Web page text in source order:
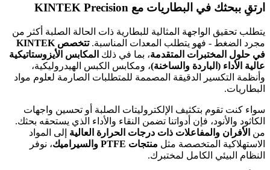
ارتقِ ببحثك في البطاريات مع KINTEK Precision
يتطلب تحقيق الواجهة المثالية للبطارية ذات الحالة الصلبة أكثر من
مجرد الضغط - فهو يتطلب المعدات المناسبة.
تتخصص KINTEK
في حلول المختبرات المتقدمة، بما في ذلك المكابس الأيزوستاتيكية
عالية الأداء (الباردة والساخنة)، ومكابس الكبس الهيدروليكية،
وأنظمة التكسير الدقيقة المصممة للمتطلبات الصارمة لعلوم مواد
البطاريات.
سواء كنت تقوم بتكثيف الإلكتروليتات الصلبة أو تحسين واجهات
الكاثود والأنود، فإن أدواتنا تضمن النقاء والأداء الذي يستحقه بحثك.
من الأفران والمفاعلات ذات درجات الحرارة العالية إلى المواد
الاستهلاكية المتخصصة مثل منتجات PTFE والسيراميك
، نوفر
النظام البيئي الكامل لمختبرك.